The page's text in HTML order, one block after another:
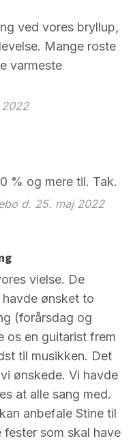
ved vores bryllup,
Mange roste
varmeste
% og mere til. Tak.
d. 25. maj 2022
vielse. De
ønsket to
(forårsdag og
os en guitarist frem
til musikken. Det
ønskede. Vi havde
at alle sang med.
anbefale Stine til
fester som skal have